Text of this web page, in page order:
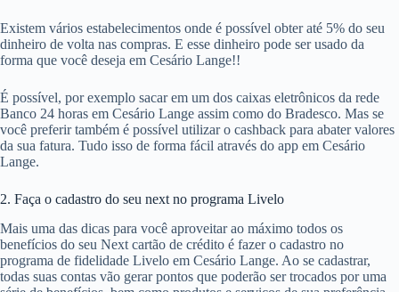
Existem vários estabelecimentos onde é possível obter até 5% do seu
dinheiro de volta nas compras. E esse dinheiro pode ser usado da
forma que você deseja em Cesário Lange!!
É possível, por exemplo sacar em um dos caixas eletrônicos da rede
Banco 24 horas em Cesário Lange assim como do Bradesco. Mas se
você preferir também é possível utilizar o cashback para abater valores
da sua fatura. Tudo isso de forma fácil através do app em Cesário
Lange.
2. Faça o cadastro do seu next no programa Livelo
Mais uma das dicas para você aproveitar ao máximo todos os
benefícios do seu Next cartão de crédito é fazer o cadastro no
programa de fidelidade Livelo em Cesário Lange. Ao se cadastrar,
todas suas contas vão gerar pontos que poderão ser trocados por uma